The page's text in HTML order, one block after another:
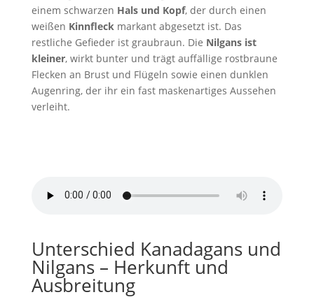
einem schwarzen Hals und Kopf, der durch einen
weißen Kinnfleck markant abgesetzt ist. Das
restliche Gefieder ist graubraun. Die Nilgans ist
kleiner, wirkt bunter und trägt auffällige rostbraune
Flecken an Brust und Flügeln sowie einen dunklen
Augenring, der ihr ein fast maskenartiges Aussehen
verleiht.
Unterschied Kanadagans und
Nilgans – Herkunft und
Ausbreitung